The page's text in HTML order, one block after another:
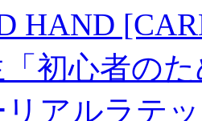
HAND
「初心者の
リアルラテ